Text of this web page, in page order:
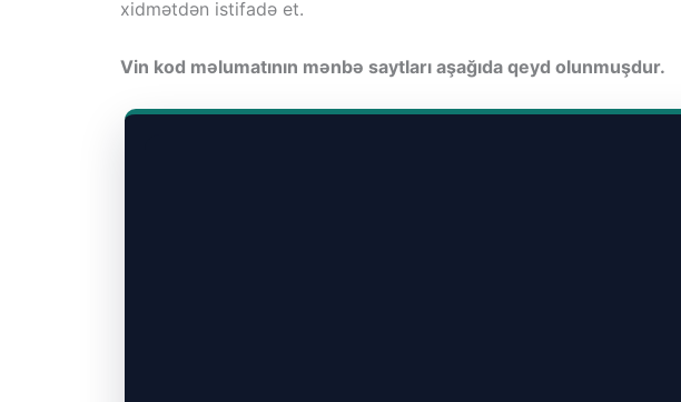
xidmətdən istifadə et.
Vin kod məlumatının mənbə saytları aşağıda qeyd olunmuşdur.